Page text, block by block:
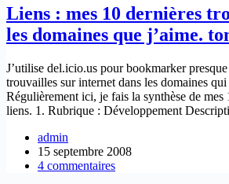
Liens : mes 10 dernières
les domaines que j’aime.
J’utilise del.icio.us pour bookmarker
trouvailles sur internet dans les domaines
Régulièrement ici, je fais la synthèse de mes
liens. 1. Rubrique : Développement
admin
15 septembre 2008
4 commentaires